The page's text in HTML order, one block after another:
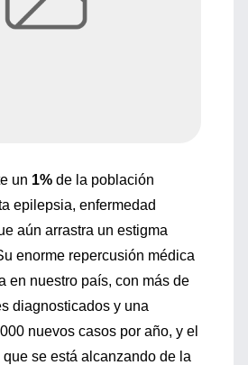
un 1% de la población
epilepsia, enfermedad
aún arrastra un estigma
enorme repercusión médica
en nuestro país, con más de
diagnosticados y una
nuevos casos por año, y el
se está alcanzando de la